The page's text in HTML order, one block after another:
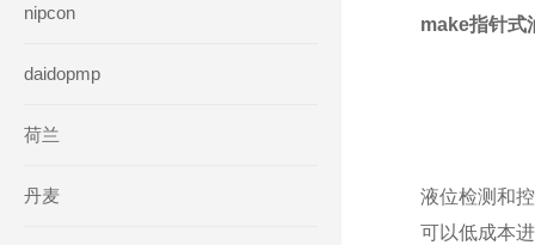
nipcon
daidopmp
荷兰
丹麦
make指针式
液位检测和
可以低成本